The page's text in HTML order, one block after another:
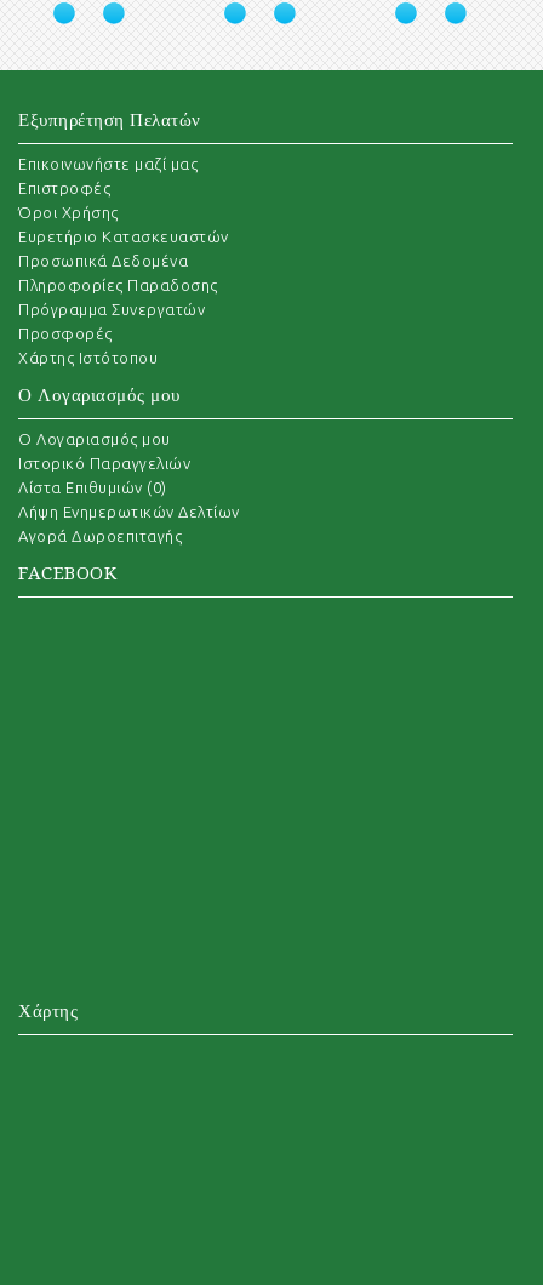
Εξυπηρέτηση Πελατών
Επικοινωνήστε μαζί μας
Επιστροφές
Όροι Χρήσης
Ευρετήριο Κατασκευαστών
Προσωπικά Δεδομένα
Πληροφορίες Παραδοσης
Πρόγραμμα Συνεργατών
Προσφορές
Χάρτης Ιστότοπου
Ο Λογαριασμός μου
O Λογαριασμός μου
Ιστορικό Παραγγελιών
Λίστα Επιθυμιών (0)
Λήψη Ενημερωτικών Δελτίων
Αγορά Δωροεπιταγής
FACEBOOK
Χάρτης